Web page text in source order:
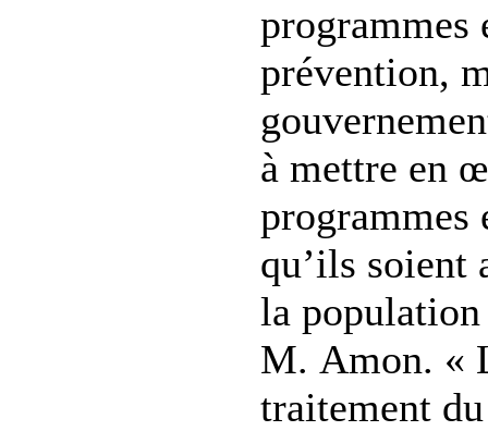
programmes
prévention,
à mettre en
programmes
qu’ils soient
la
M. Amon. «
traitement